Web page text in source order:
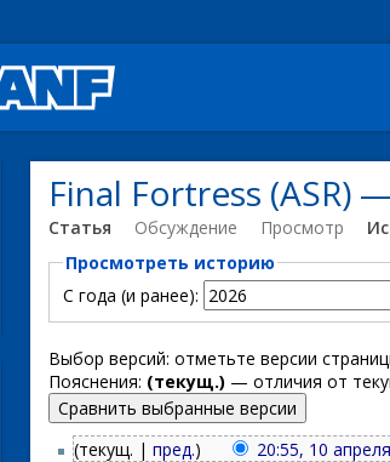
Final Fortress (ASR)
Статья Обсуждение Просмотр
Просмотреть историю
С года (и ранее):
Выбор версий: отметьте версии
Пояснения: (текущ.) — отличия от
(текущ. | пред.) 20:55, 10